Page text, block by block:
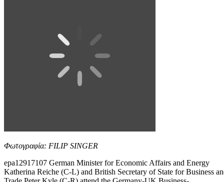
Φωτογραφία: FILIP SINGER
epa12917107 German Minister for Economic Affairs and Energy
Katherina Reiche (C-L) and British Secretary of State for Business